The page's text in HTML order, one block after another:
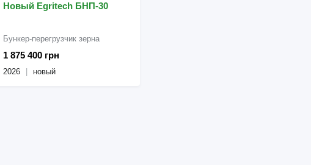
Новый Egritech БНП-30
1 875 400 грн
Бункер-перегрузчик зерна
2026 новый